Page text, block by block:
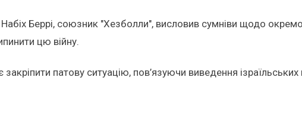
Беррі, союзник "Хезболли", висловив сумніви щодо
цю війну.
патову ситуацію, пов’язуючи виведення